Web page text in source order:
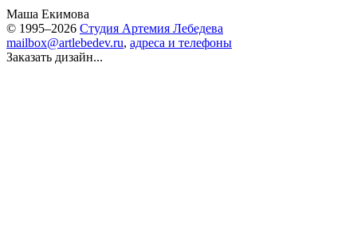
Маша Екимова
© 1995–2026 Студия Артемия Лебедева
mailbox@artlebedev.ru, адреса и телефоны
Заказать дизайн...